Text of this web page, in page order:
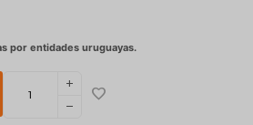
add
remove